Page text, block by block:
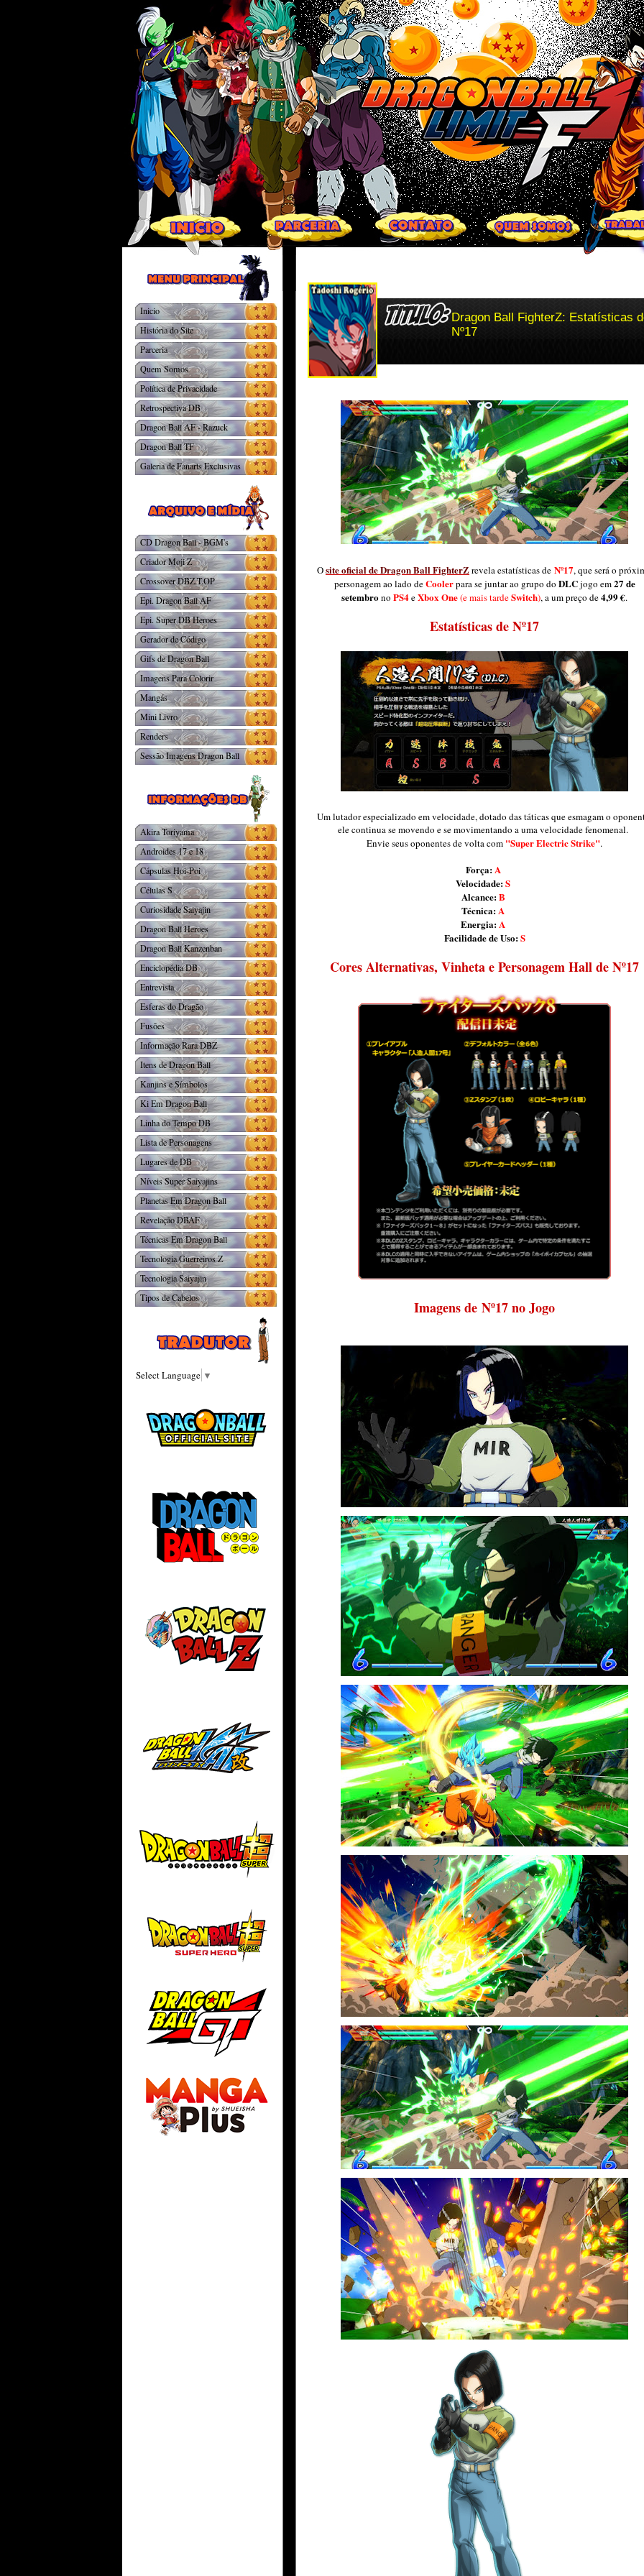
Dragon Ball FighterZ: Estatísticas
Nº17
Osite oficial de Dragon Ball FighterZrevela estatísticas de Nº17, que será o
personagem ao lado deCoolerpara se juntar ao grupo do DLCjogo em27 de
setembrono PS4eXbox One(e mais tardeSwitch), a um preço de4,99 €.
Estatísticas de Nº17
Um lutador especializado em velocidade, dotado das táticas que esmagam o
ele continua se movendo e se movimentando a uma velocidade fenomenal.
Envie seus oponentes de volta com "Super Electric Strike".
Força: A
Velocidade:S
Alcance:B
Técnica: A
Energia: A
Facilidade de Uso:S
Cores Alternativas, Vinheta e Personagem Hall de Nº17
Imagens de Nº17 no Jogo
Inicio
História do Site
Parceria
Quem Somos
Política de Privacidade
Retrospectiva DB
Dragon Ball AF - Razuck
Dragon Ball TF
Galeria de Fanarts Exclusivas
CD Dragon Ball - BGM's
Criador Moji Z
Crossover DBZ.T.OP
Epi. Dragon Ball AF
Epi. Super DB Heroes
Gerador de Código
Gifs de Dragon Ball
Imagens Para Colorir
Mangás
Mini Livro
Renders
Sessão Imagens Dragon Ball
Akira Toriyama
Androides 17 e 18
Cápsulas Hoi-Poi
Células S
Curiosidade Saiyajin
Dragon Ball Heroes
Dragon Ball Kanzenban
Enciclopédia DB
Entrevista
Esferas do Dragão
Fusões
Informação Rara DBZ
Itens de Dragon Ball
Kanjins e Símbolos
Ki Em Dragon Ball
Linha do Tempo DB
Lista de Personagens
Lugares de DB
Níveis Super Saiyajins
Planetas Em Dragon Ball
Revelação DBAF
Técnicas Em Dragon Ball
Tecnologia Guerreiros Z
Tecnologia Saiyajin
Tipos de Cabelos
Select Language ▼